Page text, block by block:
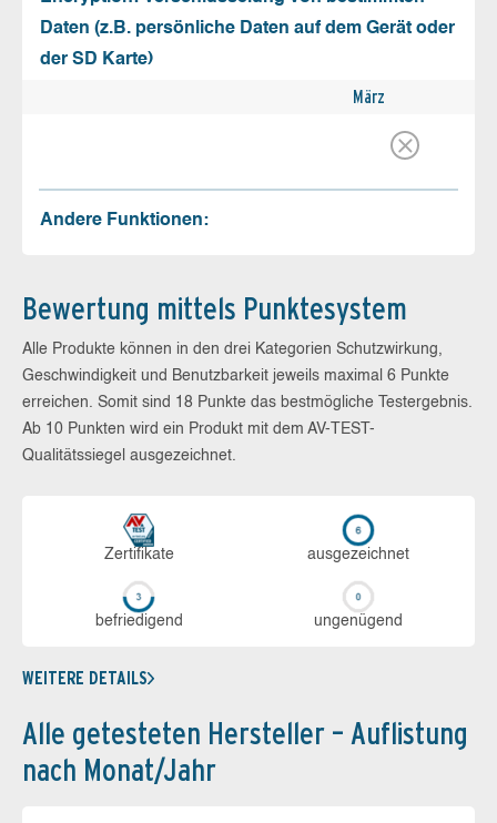
Daten (z.B. persönliche Daten auf dem Gerät oder
der SD Karte)
März
Andere Funktionen:
Bewertung mittels Punktesystem
Alle Produkte können in den drei Kategorien Schutzwirkung,
Geschwindigkeit und Benutzbarkeit jeweils maximal 6 Punkte
erreichen. Somit sind 18 Punkte das bestmögliche Testergebnis.
Ab 10 Punkten wird ein Produkt mit dem AV-TEST-
Qualitätssiegel ausgezeichnet.
Zerti­fikate aus­ge­zeich­net
be­frie­di­gend un­ge­nü­gend
WEITERE DETAILS
Alle getesteten Hersteller – Auflistung
nach Monat/Jahr